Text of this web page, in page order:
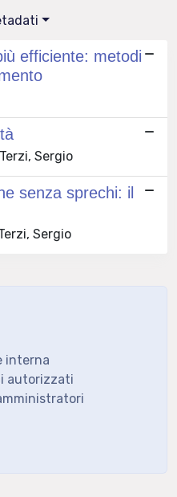
efficiente: metodi
Sergio
senza sprechi: il
Sergio
interna
autorizzati